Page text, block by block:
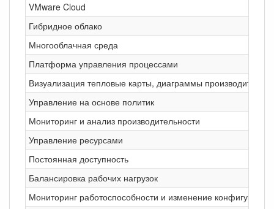
VMware Cloud
Гибридное облако
Многооблачная среда
Платформа управления процессами
Визуализация тепловые карты, диаграммы
Управление на основе политик
Мониторинг и анализ производительности
Управление ресурсами
Постоянная доступность
Балансировка рабочих нагрузок
Мониторинг работоспособности и изменение